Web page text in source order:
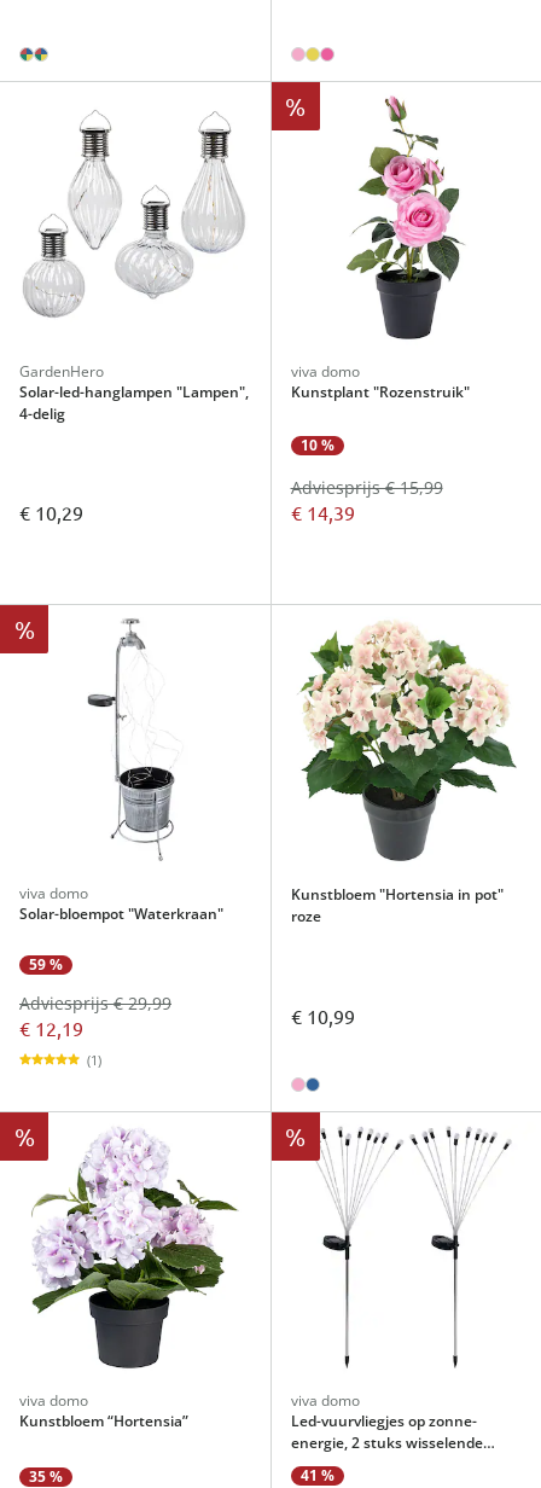
GardenHero
Solar-led-hanglampen "Lampen",
4-delig
€ 10,29
%
viva domo
Kunstplant "Rozenstruik"
10 %
€ 14,39
Adviesprijs € 15,99
%
viva domo
Solar-bloempot "Waterkraan"
59 %
€ 12,19
Adviesprijs € 29,99
(1)
Kunstbloem "Hortensia in pot"
roze
€ 10,99
%
viva domo
Kunstbloem “Hortensia”
35 %
%
viva domo
Led-vuurvliegjes op zonne-
energie, 2 stuks wisselende
kleuren
41 %